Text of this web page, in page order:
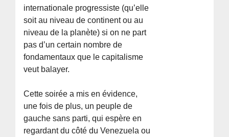
internationale progressiste (qu’elle
soit au niveau de continent ou au
niveau de la planète) si on ne part
pas d’un certain nombre de
fondamentaux que le capitalisme
veut balayer.
Cette soirée a mis en évidence,
une fois de plus, un peuple de
gauche sans parti, qui espère en
regardant du côté du Venezuela ou